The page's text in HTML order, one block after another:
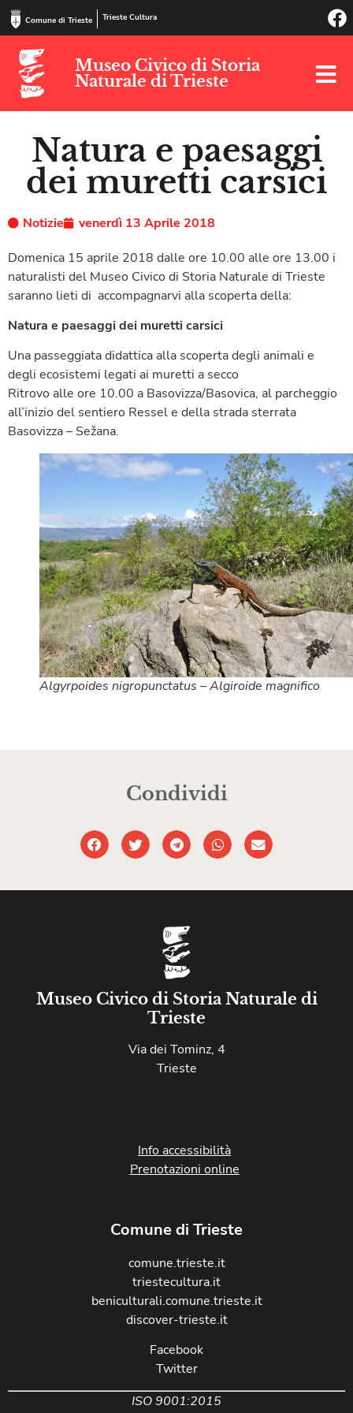
Comune di Trieste Trieste Cultura
Museo Civico di Storia
Naturale di Trieste
Natura e paesaggi
dei muretti carsici
Notizie
venerdì 13 Aprile 2018
Domenica 15 aprile 2018 dalle ore 10.00 alle ore 13.00 i
naturalisti del Museo Civico di Storia Naturale di Trieste
saranno lieti di accompagnarvi alla scoperta della:
Natura e paesaggi dei muretti carsici
Una passeggiata didattica alla scoperta degli animali e
degli ecosistemi legati ai muretti a secco
Ritrovo alle ore 10.00 a Basovizza/Basovica, al parcheggio
all’inizio del sentiero Ressel e della strada sterrata
Basovizza – Sežana.
Algyrpoides nigropunctatus – Algiroide magnifico
Condividi
Museo Civico di Storia Naturale di
Trieste
Via dei Tominz, 4
Trieste
Info accessibilità
Prenotazioni online
Comune di Trieste
comune.trieste.it
triestecultura.it
beniculturali.comune.trieste.it
discover-trieste.it
Facebook
Twitter
ISO 9001:2015